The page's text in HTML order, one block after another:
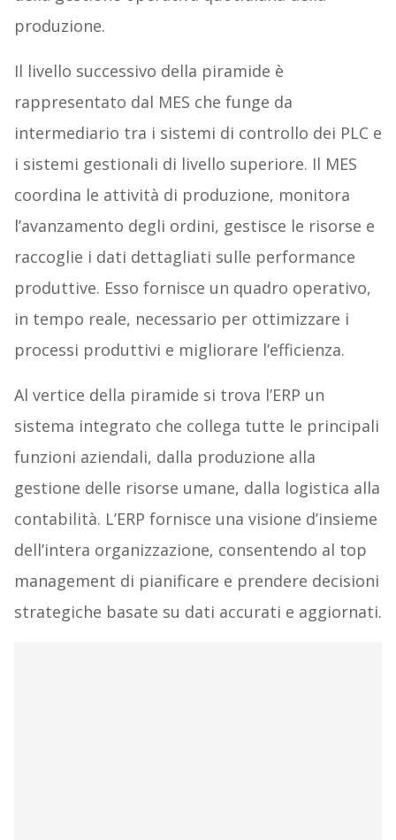
produzione.
Il livello successivo della piramide è
rappresentato dal MES che funge da
intermediario tra i sistemi di controllo dei PLC e
i sistemi gestionali di livello superiore. Il MES
coordina le attività di produzione, monitora
l’avanzamento degli ordini, gestisce le risorse e
raccoglie i dati dettagliati sulle performance
produttive. Esso fornisce un quadro operativo,
in tempo reale, necessario per ottimizzare i
processi produttivi e migliorare l’efficienza.
Al vertice della piramide si trova l’ERP un
sistema integrato che collega tutte le principali
funzioni aziendali, dalla produzione alla
gestione delle risorse umane, dalla logistica alla
contabilità. L’ERP fornisce una visione d’insieme
dell’intera organizzazione, consentendo al top
management di pianificare e prendere decisioni
strategiche basate su dati accurati e aggiornati.